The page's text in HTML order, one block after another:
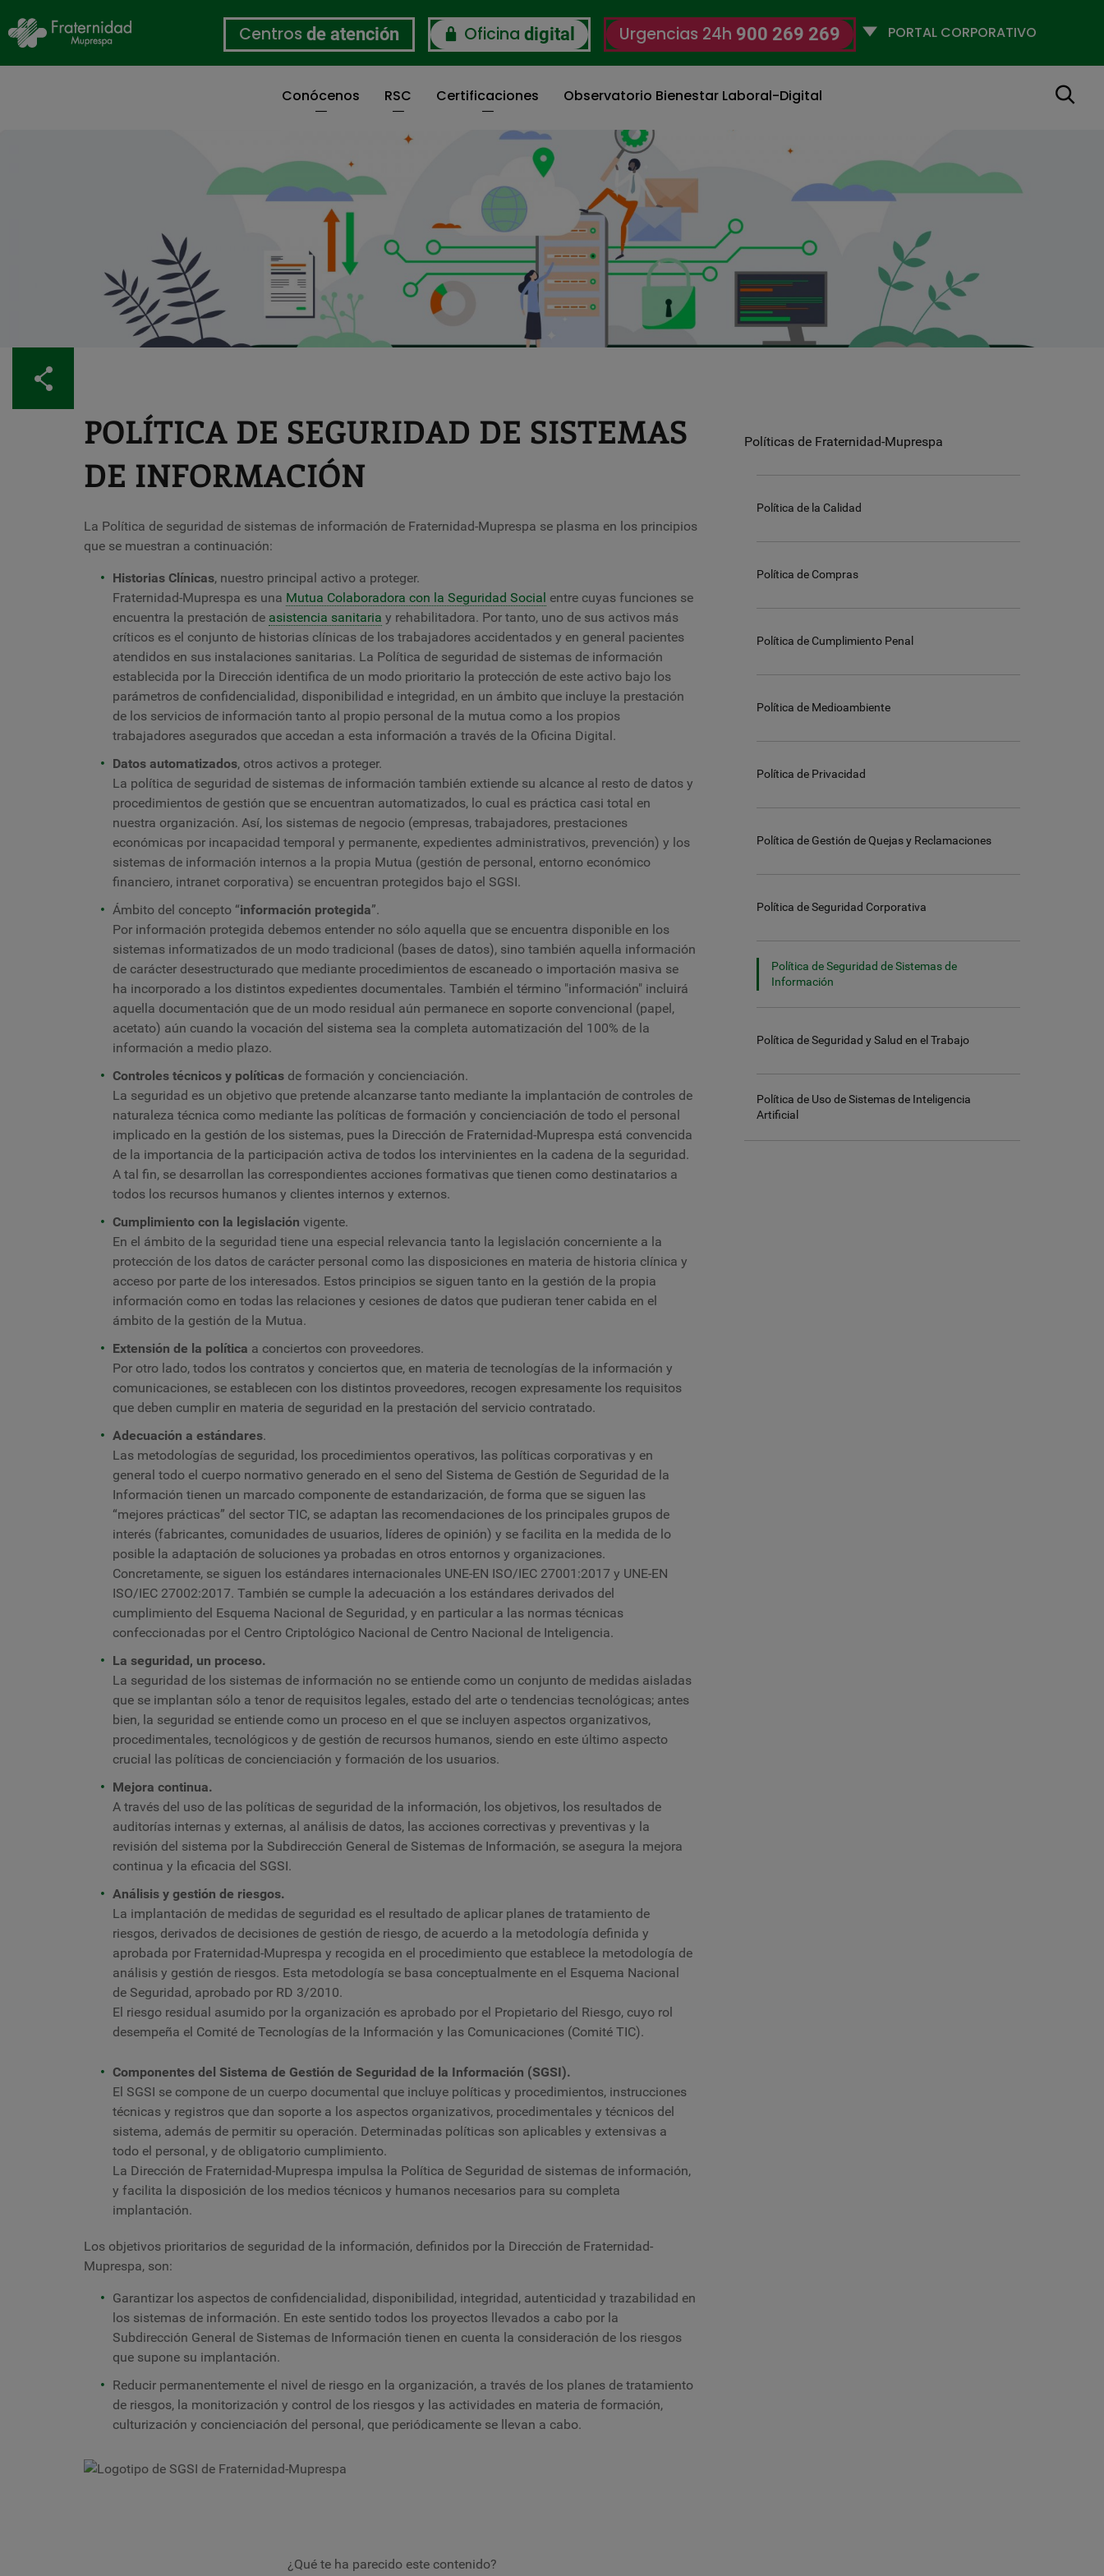
Centros de atención Oficina digital Urgencias 24h 900 269 269
Selecciona
Conócenos RSC Certificaciones Observatorio Bienestar Laboral-Digital Buscar
POLÍTICA DE SEGURIDAD DE SISTEMAS
DE INFORMACIÓN
La Política de seguridad de sistemas de información de Fraternidad-Muprespa se plasma en los principios
que se muestran a continuación:
Historias Clínicas, nuestro principal activo a proteger.
Fraternidad-Muprespa es una Mutua Colaboradora con la Seguridad Social entre cuyas funciones se
encuentra la prestación de asistencia sanitaria y rehabilitadora. Por tanto, uno de sus activos más
críticos es el conjunto de historias clínicas de los trabajadores accidentados y en general pacientes
atendidos en sus instalaciones sanitarias. La Política de seguridad de sistemas de información
establecida por la Dirección identifica de un modo prioritario la protección de este activo bajo los
parámetros de confidencialidad, disponibilidad e integridad, en un ámbito que incluye la prestación
de los servicios de información tanto al propio personal de la mutua como a los propios
trabajadores asegurados que accedan a esta información a través de la Oficina Digital.
Datos automatizados, otros activos a proteger.
La política de seguridad de sistemas de información también extiende su alcance al resto de datos y
procedimientos de gestión que se encuentran automatizados, lo cual es práctica casi total en
nuestra organización. Así, los sistemas de negocio (empresas, trabajadores, prestaciones
económicas por incapacidad temporal y permanente, expedientes administrativos, prevención) y los
sistemas de información internos a la propia Mutua (gestión de personal, entorno económico
financiero, intranet corporativa) se encuentran protegidos bajo el SGSI.
Ámbito del concepto “información protegida”.
Por información protegida debemos entender no sólo aquella que se encuentra disponible en los
sistemas informatizados de un modo tradicional (bases de datos), sino también aquella información
de carácter desestructurado que mediante procedimientos de escaneado o importación masiva se
ha incorporado a los distintos expedientes documentales. También el término "información" incluirá
aquella documentación que de un modo residual aún permanece en soporte convencional (papel,
acetato) aún cuando la vocación del sistema sea la completa automatización del 100% de la
información a medio plazo.
Controles técnicos y políticas de formación y concienciación.
La seguridad es un objetivo que pretende alcanzarse tanto mediante la implantación de controles de
naturaleza técnica como mediante las políticas de formación y concienciación de todo el personal
implicado en la gestión de los sistemas, pues la Dirección de Fraternidad-Muprespa está convencida
de la importancia de la participación activa de todos los intervinientes en la cadena de la seguridad.
A tal fin, se desarrollan las correspondientes acciones formativas que tienen como destinatarios a
todos los recursos humanos y clientes internos y externos.
Cumplimiento con la legislación vigente.
En el ámbito de la seguridad tiene una especial relevancia tanto la legislación concerniente a la
protección de los datos de carácter personal como las disposiciones en materia de historia clínica y
acceso por parte de los interesados. Estos principios se siguen tanto en la gestión de la propia
información como en todas las relaciones y cesiones de datos que pudieran tener cabida en el
ámbito de la gestión de la Mutua.
Extensión de la política a conciertos con proveedores.
Por otro lado, todos los contratos y conciertos que, en materia de tecnologías de la información y
comunicaciones, se establecen con los distintos proveedores, recogen expresamente los requisitos
que deben cumplir en materia de seguridad en la prestación del servicio contratado.
Adecuación a estándares.
Las metodologías de seguridad, los procedimientos operativos, las políticas corporativas y en
general todo el cuerpo normativo generado en el seno del Sistema de Gestión de Seguridad de la
Información tienen un marcado componente de estandarización, de forma que se siguen las
“mejores prácticas” del sector TIC, se adaptan las recomendaciones de los principales grupos de
interés (fabricantes, comunidades de usuarios, líderes de opinión) y se facilita en la medida de lo
posible la adaptación de soluciones ya probadas en otros entornos y organizaciones.
Concretamente, se siguen los estándares internacionales UNE-EN ISO/IEC 27001:2017 y UNE-EN
ISO/IEC 27002:2017. También se cumple la adecuación a los estándares derivados del
cumplimiento del Esquema Nacional de Seguridad, y en particular a las normas técnicas
confeccionadas por el Centro Criptológico Nacional de Centro Nacional de Inteligencia.
La seguridad, un proceso.
La seguridad de los sistemas de información no se entiende como un conjunto de medidas aisladas
que se implantan sólo a tenor de requisitos legales, estado del arte o tendencias tecnológicas; antes
bien, la seguridad se entiende como un proceso en el que se incluyen aspectos organizativos,
procedimentales, tecnológicos y de gestión de recursos humanos, siendo en este último aspecto
crucial las políticas de concienciación y formación de los usuarios.
Mejora continua.
A través del uso de las políticas de seguridad de la información, los objetivos, los resultados de
auditorías internas y externas, al análisis de datos, las acciones correctivas y preventivas y la
revisión del sistema por la Subdirección General de Sistemas de Información, se asegura la mejora
continua y la eficacia del SGSI.
Análisis y gestión de riesgos.
La implantación de medidas de seguridad es el resultado de aplicar planes de tratamiento de
riesgos, derivados de decisiones de gestión de riesgo, de acuerdo a la metodología definida y
aprobada por Fraternidad-Muprespa y recogida en el procedimiento que establece la metodología de
análisis y gestión de riesgos. Esta metodología se basa conceptualmente en el Esquema Nacional
de Seguridad, aprobado por RD 3/2010.
El riesgo residual asumido por la organización es aprobado por el Propietario del Riesgo, cuyo rol
desempeña el Comité de Tecnologías de la Información y las Comunicaciones (Comité TIC).
Componentes del Sistema de Gestión de Seguridad de la Información (SGSI).
El SGSI se compone de un cuerpo documental que incluye políticas y procedimientos, instrucciones
técnicas y registros que dan soporte a los aspectos organizativos, procedimentales y técnicos del
sistema, además de permitir su operación. Determinadas políticas son aplicables y extensivas a
todo el personal, y de obligatorio cumplimiento.
La Dirección de Fraternidad-Muprespa impulsa la Política de Seguridad de sistemas de información,
y facilita la disposición de los medios técnicos y humanos necesarios para su completa
implantación.
Los objetivos prioritarios de seguridad de la información, definidos por la Dirección de Fraternidad-
Muprespa, son:
Garantizar los aspectos de confidencialidad, disponibilidad, integridad, autenticidad y trazabilidad en
los sistemas de información. En este sentido todos los proyectos llevados a cabo por la
Subdirección General de Sistemas de Información tienen en cuenta la consideración de los riesgos
que supone su implantación.
Reducir permanentemente el nivel de riesgo en la organización, a través de los planes de tratamiento
de riesgos, la monitorización y control de los riesgos y las actividades en materia de formación,
culturización y concienciación del personal, que periódicamente se llevan a cabo.
¿Qué te ha parecido este contenido?
Políticas de Fraternidad-Muprespa
Política de la Calidad
Política de Compras
Política de Cumplimiento Penal
Política de Medioambiente
Política de Privacidad
Política de Gestión de Quejas y Reclamaciones
Política de Seguridad Corporativa
Política de Seguridad de Sistemas de
Información
Política de Seguridad y Salud en el Trabajo
Política de Uso de Sistemas de Inteligencia
Artificial